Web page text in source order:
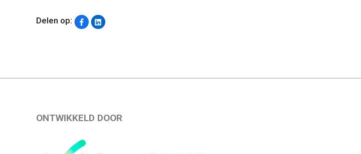
Delen op:
ONTWIKKELD DOOR